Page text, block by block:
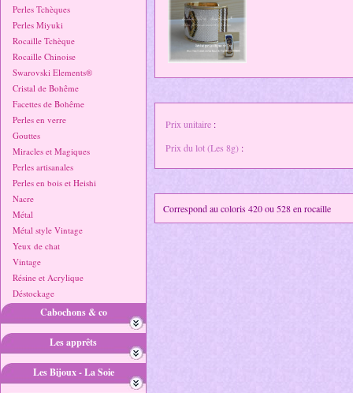
Perles Tchèques
Perles Miyuki
Rocaille Tchèque
Rocaille Chinoise
Swarovski Elements®
Cristal de Bohême
Facettes de Bohême
Perles en verre
Gouttes
Miracles et Magiques
Perles artisanales
Perles en bois et Heishi
Nacre
Métal
Métal style Vintage
Yeux de chat
Vintage
Résine et Acrylique
Déstockage
Cabochons & co
Les apprêts
Les Bijoux - La Soie
Prix unitaire :
Prix du lot (Les 8g) :
Correspond au coloris 420 ou 528 en rocaille